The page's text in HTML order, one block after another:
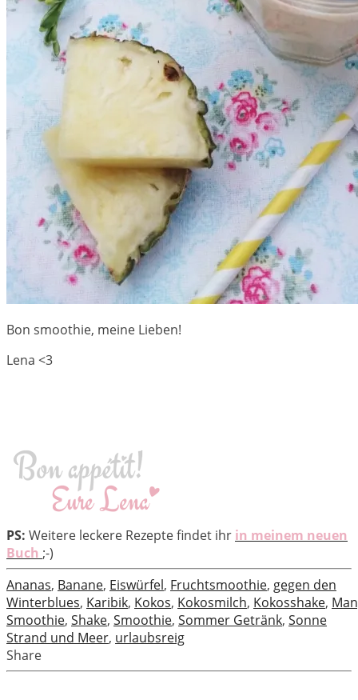
Bon smoothie, meine Lieben!
Lena <3
PS: Weitere leckere Rezepte findet ihr in meinem neuen
Buch ;-)
Ananas, Banane, Eiswürfel, Fruchtsmoothie, gegen den
Winterblues, Karibik, Kokos, Kokosmilch, Kokosshake,
Smoothie, Shake, Smoothie, Sommer Getränk, Sonne
Strand und Meer, urlaubsreig
Share